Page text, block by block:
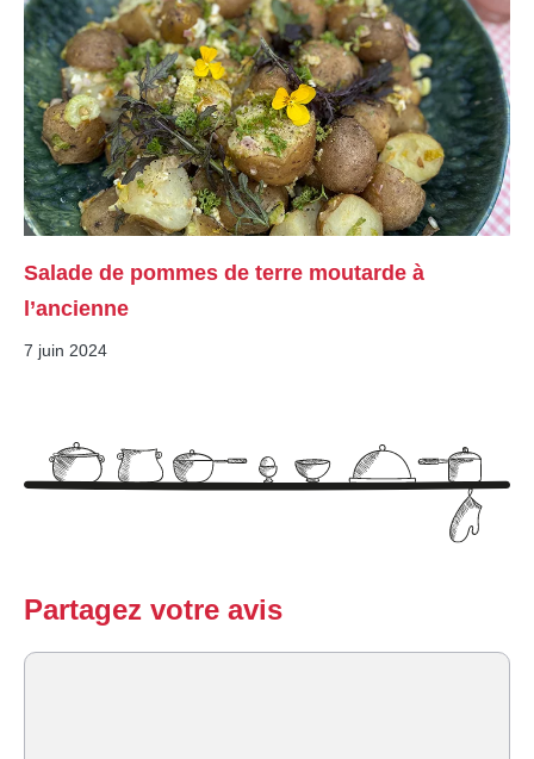
Salade de pommes de terre moutarde à
l’ancienne
7 juin 2024
Partagez votre avis
Commentaire